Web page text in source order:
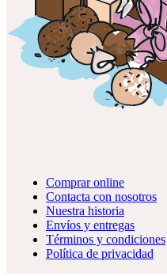
Comprar online
Contacta con nosotros
Nuestra historia
Envíos y entregas
Términos y condiciones
Política de privacidad